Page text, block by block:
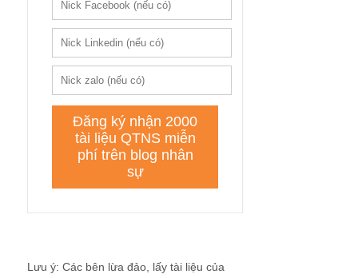
Lưu ý: Các bên lừa đảo, lấy tài liệu của